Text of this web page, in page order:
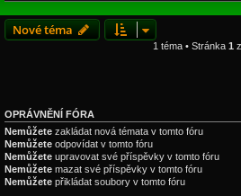
Nové téma
1 téma • Stránka 1 z
OPRÁVNĚNÍ FÓRA
Nemůžete zakládat nová témata v tomto fóru
Nemůžete odpovídat v tomto fóru
Nemůžete upravovat své příspěvky v tomto fóru
Nemůžete mazat své příspěvky v tomto fóru
Nemůžete přikládat soubory v tomto fóru